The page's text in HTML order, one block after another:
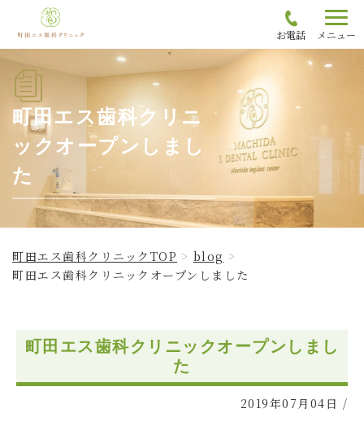
お電話 メニュー
町田エス歯科クリニ
ックオープンしまし
た
町田エス歯科クリニックTOP
blog
町田エス歯科クリニックオープンしました
町田エス歯科クリニックオープンしまし
た
2019年07月04日 /